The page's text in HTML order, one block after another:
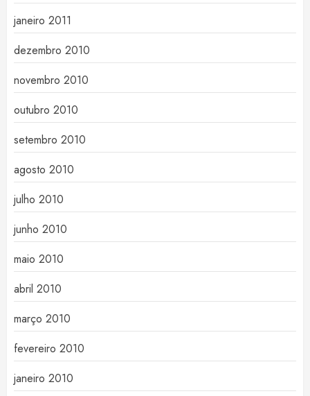
janeiro 2011
dezembro 2010
novembro 2010
outubro 2010
setembro 2010
agosto 2010
julho 2010
junho 2010
maio 2010
abril 2010
março 2010
fevereiro 2010
janeiro 2010